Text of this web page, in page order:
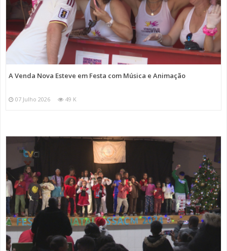
A Venda Nova Esteve em Festa com Música e Animação
07 Julho 2026 49 K